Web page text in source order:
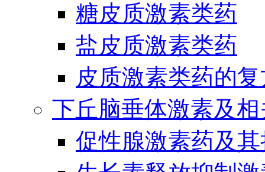
糖皮质激素类药
盐皮质激素类药
皮质激素类药的
下丘脑垂体激素及
促性腺激素药及